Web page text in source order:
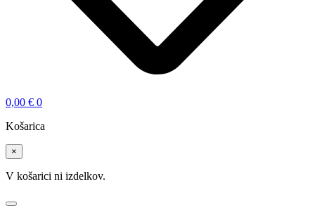
0,00 € 0
Košarica
×
V košarici ni izdelkov.